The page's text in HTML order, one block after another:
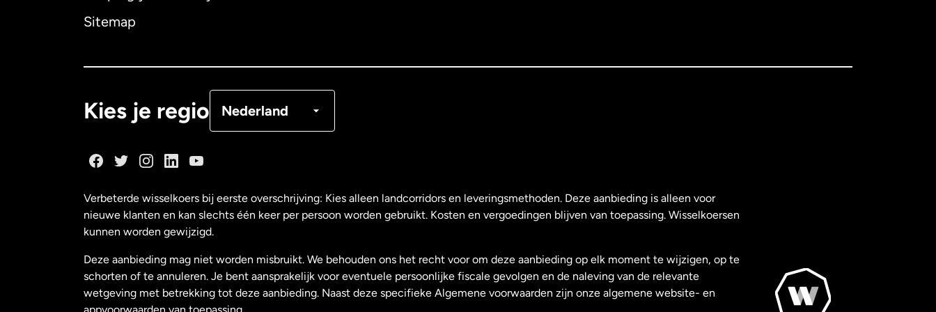
Sitemap
Kies je regio Nederland
Nederland
Verbeterde wisselkoers bij eerste overschrijving: Kies alleen landcorridors en leveringsmethoden. Deze aanbieding is alleen voor
nieuwe klanten en kan slechts één keer per persoon worden gebruikt. Kosten en vergoedingen blijven van toepassing. Wisselkoersen
kunnen worden gewijzigd.
Deze aanbieding mag niet worden misbruikt. We behouden ons het recht voor om deze aanbieding op elk moment te wijzigen, op te
schorten of te annuleren. Je bent aansprakelijk voor eventuele persoonlijke fiscale gevolgen en de naleving van de relevante
wetgeving met betrekking tot deze aanbieding. Naast deze specifieke Algemene voorwaarden zijn onze algemene website- en